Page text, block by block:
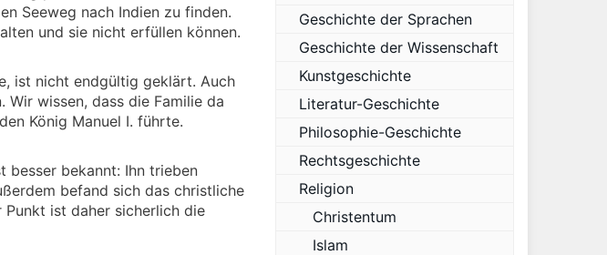
Seeweg nach Indien zu finden.
und sie nicht erfüllen können.
ist nicht endgültig geklärt. Auch
wissen, dass die Familie da
König Manuel I. führte.
besser bekannt: Ihn trieben
befand sich das christliche
ist daher sicherlich die
Geschichte der Sprachen
Geschichte der Wissenschaft
Kunstgeschichte
Literatur-Geschichte
Philosophie-Geschichte
Rechtsgeschichte
Religion
Christentum
Islam